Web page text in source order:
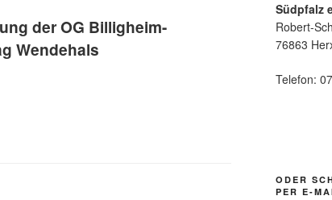
der OG Billigheim-
Wendehals
Südpfalz
Robert-
76863
Telefon:
ODER
PER E-